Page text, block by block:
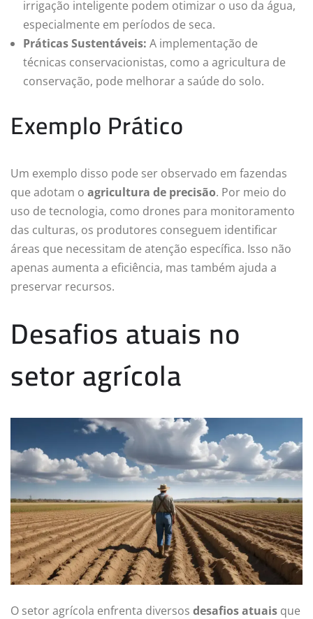
irrigação inteligente podem otimizar o uso da água,
especialmente em períodos de seca.
Práticas Sustentáveis: A implementação de
técnicas conservacionistas, como a agricultura de
conservação, pode melhorar a saúde do solo.
Exemplo Prático
Um exemplo disso pode ser observado em fazendas
que adotam o agricultura de precisão. Por meio do
uso de tecnologia, como drones para monitoramento
das culturas, os produtores conseguem identificar
áreas que necessitam de atenção específica. Isso não
apenas aumenta a eficiência, mas também ajuda a
preservar recursos.
Desafios atuais no
setor agrícola
O setor agrícola enfrenta diversos desafios atuais que